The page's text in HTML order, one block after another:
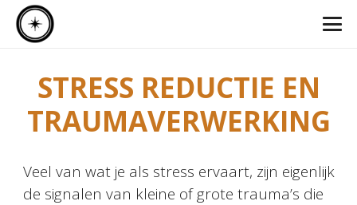
STRESS REDUCTIE EN
TRAUMAVERWERKING
Veel van wat je als stress ervaart, zijn eigenlijk
de signalen van kleine of grote trauma’s die